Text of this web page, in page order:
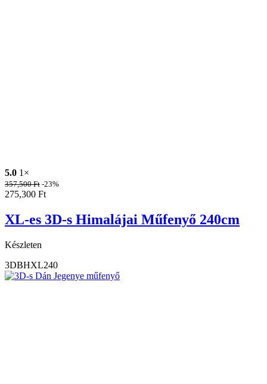
5.0 1×
357,500Ft -23%
275,300 Ft
XL-es 3D-s Himalájai Műfenyő 240cm
Készleten
3DBHXL240